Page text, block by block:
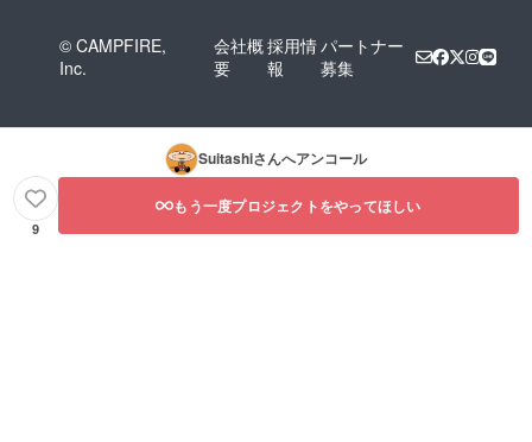
© CAMPFIRE,
Inc.
会社概
要
採用情
報
パートナー
募集
Suitashiさんへアンコール
9
もう一度プロジェクトをやってほしい